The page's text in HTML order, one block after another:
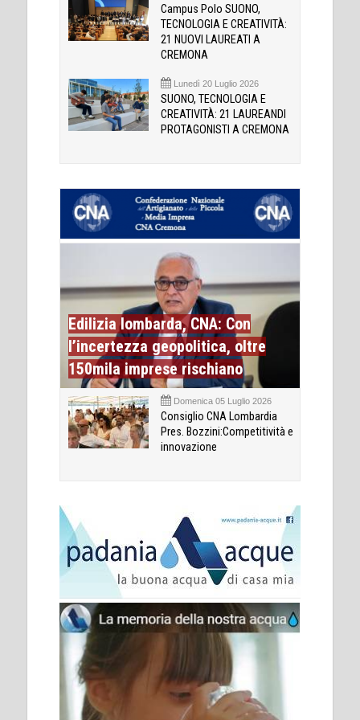
Campus Polo SUONO,
TECNOLOGIA E CREATIVITÀ:
21 NUOVI LAUREATI A
CREMONA
Lunedì 20 Luglio 2026
SUONO, TECNOLOGIA E
CREATIVITÀ: 21 LAUREANDI
PROTAGONISTI A CREMONA
Edilizia lombarda, CNA: Con
l’incertezza geopolitica, oltre
150mila imprese rischiano
Domenica 05 Luglio 2026
Consiglio CNA Lombardia
Pres. Bozzini:Competitività e
innovazione